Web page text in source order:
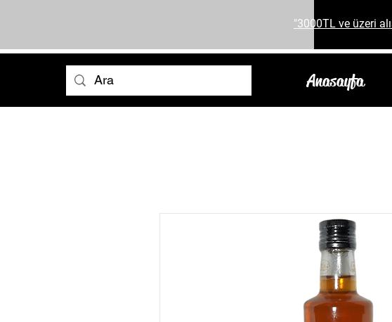
"3000TL ve üzeri
Anasayfa